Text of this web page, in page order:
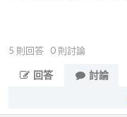
5 則回答 0 則討論
回答
討論